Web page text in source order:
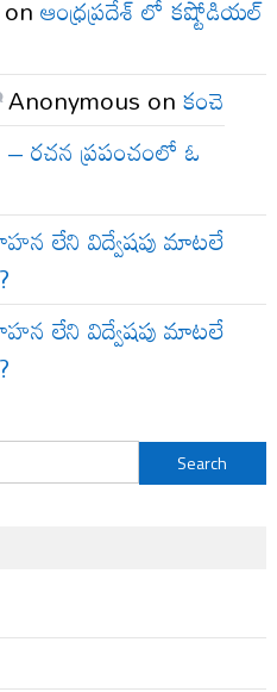
onఆంధ్రప్రదేశ్ లో కష్టోడియల్
Anonymous onకంచె
రచన ప్రపంచంలో ఓ
లేని విద్వేషపు మాటలే
లేని విద్వేషపు మాటలే
Search
for: